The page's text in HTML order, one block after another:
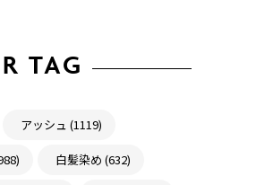
TAG
アッシュ (1119)
白髪染め (632)